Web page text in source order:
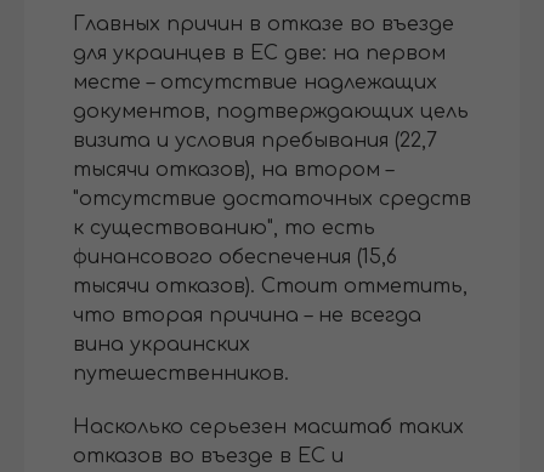
Главных причин в отказе во въезде
для украинцев в ЕС две: на первом
месте – отсутствие надлежащих
документов, подтверждающих цель
визита и условия пребывания (22,7
тысячи отказов), на втором –
"отсутствие достаточных средств
к существованию", то есть
финансового обеспечения (15,6
тысячи отказов). Стоит отметить,
что вторая причина – не всегда
вина украинских
путешественников.
Насколько серьезен масштаб таких
отказов во въезде в ЕС и